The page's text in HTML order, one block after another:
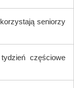
seniorzy
częściowe